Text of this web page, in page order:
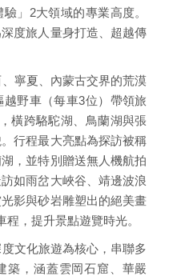
」2大領域的專業高度。
度旅人量身打造、超越傳
、寧夏、內蒙古交界的荒漠
野車（每車3位）帶領旅
橫跨駱駝湖、鳥蘭湖與張
行程最大亮點為探訪被稱
，並特別贈送無人機航拍
如雨岔大峽谷、靖邊波浪
影與砂岩雕塑出的絕美畫
，提升景點遊覽時光。
文化旅遊為核心，串聯多
築，涵蓋雲岡石窟、華嚴